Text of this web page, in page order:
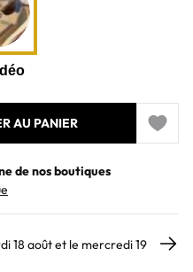
AU PANIER
Add to
de nos boutiques
18 août et le mercredi 19